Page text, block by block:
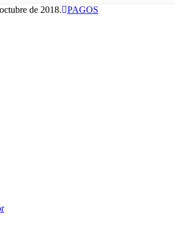
de 2018. PAGOS